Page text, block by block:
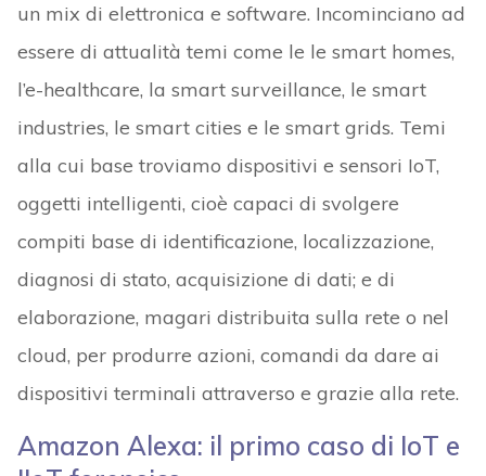
un mix di elettronica e software. Incominciano ad
essere di attualità temi come le le smart homes,
l’e-healthcare, la smart surveillance, le smart
industries, le smart cities e le smart grids. Temi
alla cui base troviamo dispositivi e sensori IoT,
oggetti intelligenti, cioè capaci di svolgere
compiti base di identificazione, localizzazione,
diagnosi di stato, acquisizione di dati; e di
elaborazione, magari distribuita sulla rete o nel
cloud, per produrre azioni, comandi da dare ai
dispositivi terminali attraverso e grazie alla rete.
Amazon Alexa: il primo caso di IoT e